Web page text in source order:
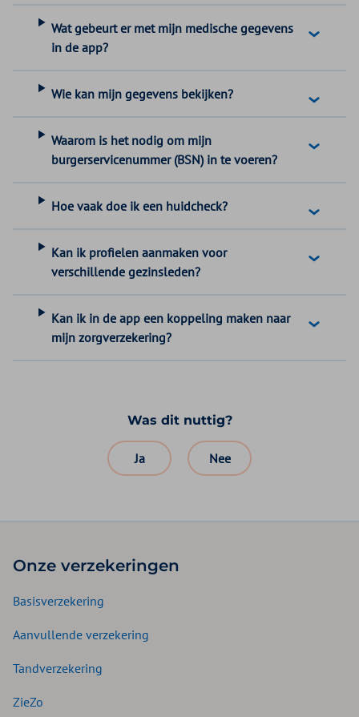
Wat gebeurt er met mijn medische gegevens
in de app?
Wie kan mijn gegevens bekijken?
Waarom is het nodig om mijn
burgerservicenummer (BSN) in te voeren?
Hoe vaak doe ik een huidcheck?
Kan ik profielen aanmaken voor
verschillende gezinsleden?
Kan ik in de app een koppeling maken naar
mijn zorgverzekering?
Was dit nuttig?
Ja Nee
Onze verzekeringen
Basisverzekering
Aanvullende verzekering
Tandverzekering
ZieZo